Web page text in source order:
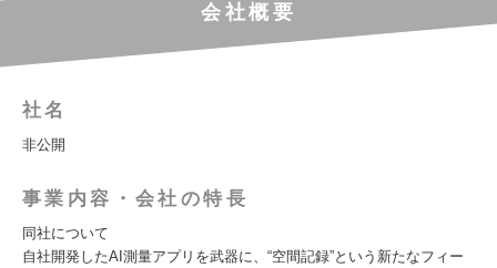
会社概要
社名
非公開
事業内容・会社の特長
同社について
自社開発したAI測量アプリを武器に、“空間記録”という新たなフィー